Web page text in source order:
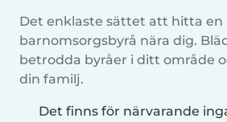
Det enklaste sättet att hitta en
barnomsorgsbyrå nära dig.
betrodda byråer i ditt område
din familj.
Det finns för närvarande